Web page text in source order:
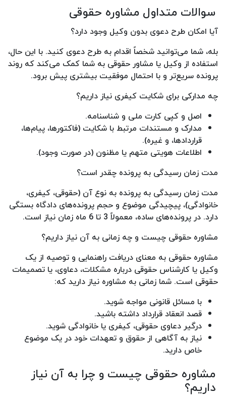
سوالات متداول مشاوره حقوقی
آیا امکان طرح دعوی بدون وکیل وجود دارد؟
بله، شما می‌توانید شخصاً اقدام به طرح دعوی کنید. با این حال،
استفاده از وکیل یا مشاور حقوقی به شما کمک می‌کند که روند
پرونده سریع‌تر و با احتمال موفقیت بیشتری پیش برود.
چه مدارکی برای شکایت کیفری نیاز داریم؟
اصل و کپی کارت ملی و شناسنامه.
مدارک و مستندات مرتبط با شکایت (فاکتورها، پیام‌ها،
قراردادها، و غیره).
اطلاعات هویتی متهم یا مظنون (در صورت وجود).
مدت زمان رسیدگی به پرونده چقدر است؟
مدت زمان رسیدگی به پرونده به نوع آن (حقوقی، کیفری،
خانوادگی)، پیچیدگی موضوع و حجم پرونده‌های دادگاه بستگی
دارد. در پرونده‌های ساده، معمولاً 3 تا 6 ماه زمان نیاز است.
مشاوره حقوقی چیست و چه زمانی به آن نیاز داریم؟
مشاوره حقوقی به معنای دریافت راهنمایی و توصیه از یک
وکیل یا کارشناس حقوقی درباره مشکلات، دعاوی، یا تصمیمات
حقوقی است. شما زمانی به مشاوره نیاز دارید که:
با مسائل قانونی مواجه شوید.
قصد انعقاد قرارداد داشته باشید.
درگیر دعاوی حقوقی، کیفری یا خانوادگی شوید.
نیاز به آگاهی از حقوق و تعهدات خود در یک موضوع
خاص دارید.
مشاوره حقوقی چیست و چرا به آن نیاز
داریم؟